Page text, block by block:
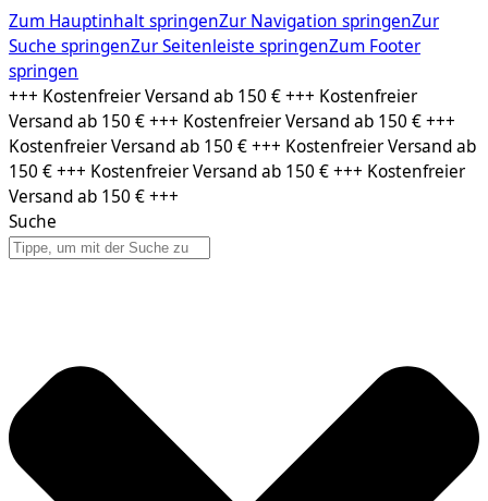
Zum Hauptinhalt springenZur Navigation springenZur
Suche springenZur Seitenleiste springenZum Footer
springen
Zum
Inhalt
springen
+++ Kostenfreier Versand ab 150 € +++ Kostenfreier
Versand ab 150 € +++ Kostenfreier Versand ab 150 € +++
Kostenfreier Versand ab 150 € +++ Kostenfreier Versand ab
150 € +++ Kostenfreier Versand ab 150 € +++ Kostenfreier
Versand ab 150 € +++
Suche